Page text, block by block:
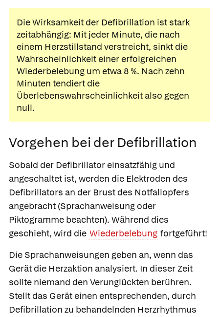
Die Wirksamkeit der Defibrillation ist stark
zeitabhängig: Mit jeder Minute, die nach
einem Herzstillstand verstreicht, sinkt die
Wahrscheinlichkeit einer erfolgreichen
Wiederbelebung um etwa 8 %. Nach zehn
Minuten tendiert die
Überlebenswahrscheinlichkeit also gegen
null.
Vorgehen bei der Defibrillation
Sobald der Defibrillator einsatzfähig und
angeschaltet ist, werden die Elektroden des
Defibrillators an der Brust des Notfallopfers
angebracht (Sprachanweisung oder
Piktogramme beachten). Während dies
geschieht, wird die Wiederbelebung fortgeführt!
Die Sprachanweisungen geben an, wenn das
Gerät die Herzaktion analysiert. In dieser Zeit
sollte niemand den Verunglückten berühren.
Stellt das Gerät einen entsprechenden, durch
Defibrillation zu behandelnden Herzrhythmus